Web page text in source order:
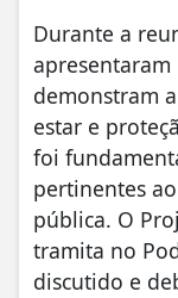
Durante a
apresentaram
demonstram
estar e
foi
pertinentes
pública. O
tramita no
discutido e